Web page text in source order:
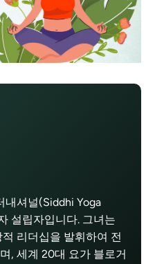
내셔널(Siddhi Yoga
설립자입니다. 그녀는
리더십을 발휘하여 전
, 세계 20대 요가 블로거